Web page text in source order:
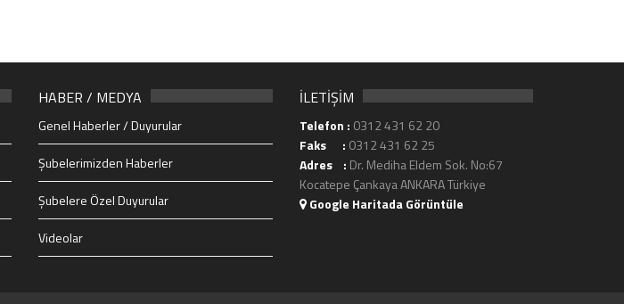
HABER / MEDYA
Genel Haberler / Duyurular
Şubelerimizden Haberler
Şubelere Özel Duyurular
Videolar
İLETİŞİM
Telefon : 0312 431 62 20
Faks : 0312 431 62 25
Adres : Dr. Mediha Eldem Sok. No:67
Kocatepe Çankaya ANKARA Türkiye
Google Haritada Görüntüle